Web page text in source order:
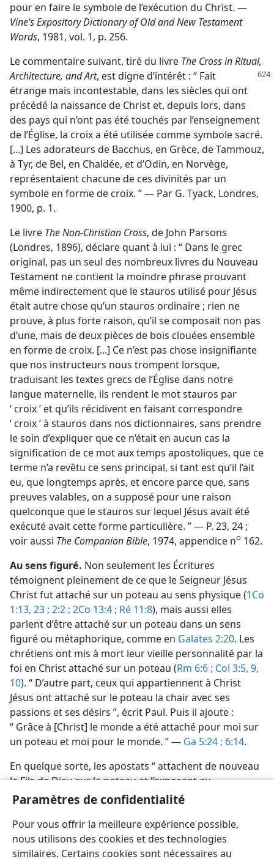
Paramètres de confidentialité
Pour vous offrir la meilleure expérience possible,
nous utilisons des cookies et des technologies
similaires. Certains cookies sont nécessaires au
pour en faire le symbole de l’exécution du Christ. —
Vine’s Expository Dictionary of Old and New Testament
Words, 1981, vol. 1, p. 256.
Le commentaire suivant, tiré du livre The Cross in Ritual,
Architecture, and Art, est digned’intérêt : “ Fait
étrange mais incontestable, dans les siècles qui ont
précédé la naissance de Christ et, depuis lors, dans
des pays qui n’ont pas été touchés par l’enseignement
de l’Église, la croix a été utilisée comme symbole sacré.
[...] Les adorateurs de Bacchus, en Grèce, de Tammouz,
à Tyr, de Bel, en Chaldée, et d’Odin, en Norvège,
représentaient chacune de ces divinités par un
symbole en forme de croix. ” — Par G. Tyack, Londres,
1900, p. 1.
Le livre The Non-Christian Cross, de John Parsons
(Londres, 1896), déclare quant à lui : “ Dans le grec
original, pas un seul des nombreux livres du Nouveau
Testament ne contient la moindre phrase prouvant
même indirectement que le stauros utilisé pour Jésus
était autre chose qu’un stauros ordinaire ; rien ne
prouve, à plus forte raison, qu’il se composait non pas
d’une, mais de deux pièces de bois clouées ensemble
en forme de croix. [...] Ce n’est pas chose insignifiante
que nos instructeurs nous trompent lorsque,
traduisant les textes grecs de l’Église dans notre
langue maternelle, ils rendent le mot stauros par
‘ croix ’ et qu’ils récidivent en faisant correspondre
‘ croix ’ à stauros dans nos dictionnaires, sans prendre
le soin d’expliquer que ce n’était en aucun cas la
signification de ce mot aux temps apostoliques, que ce
terme n’a revêtu ce sens principal, si tant est qu’il l’ait
eu, que longtemps après, et encore parce que, sans
preuves valables, on a supposé pour une raison
quelconque que le stauros sur lequel Jésus avait été
exécuté avait cette forme particulière. ” — P. 23, 24 ;
voir aussi The Companion Bible, 1974, appendice no 162.
Au sens figuré. Non seulement les Écritures
témoignent pleinement de ce que le Seigneur Jésus
Christ fut attaché sur un poteau au sens physique (1Co
1:13, 23 ; 2:2 ; 2Co 13:4 ; Ré 11:8), mais aussi elles
parlent d’être attaché sur un poteau dans un sens
figuré ou métaphorique, comme en Galates 2:20. Les
chrétiens ont mis à mort leur vieille personnalité par la
foi en Christ attaché sur un poteau (Rm 6:6 ; Col 3:5, 9,
10). “ D’autre part, ceux qui appartiennent à Christ
Jésus ont attaché sur le poteau la chair avec ses
passions et ses désirs ”, écrit Paul. Puis il ajoute :
“ Grâce à [Christ] le monde a été attaché pour moi sur
un poteau et moi pour le monde. ” — Ga 5:24 ; 6:14.
En quelque sorte, les apostats “ attachent de nouveau
le Fils de Dieu sur le poteau et l’exposent au
déshonneur public ”, car ils se rebellent à la manière
vue du salut. —Hé 6:4-6.